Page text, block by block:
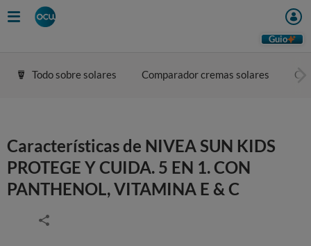
Guio
Todo sobre solares Comparador cremas solares
Características de NIVEA SUN KIDS
PROTEGE Y CUIDA. 5 EN 1. CON
PANTHENOL, VITAMINA E & C